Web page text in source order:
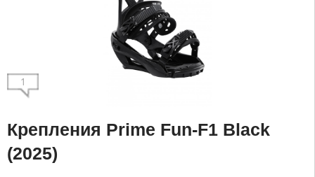
1
Крепления Prime Fun-F1 Black
(2025)